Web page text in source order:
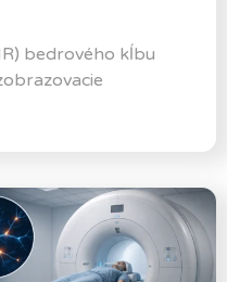
bedrového kĺbu